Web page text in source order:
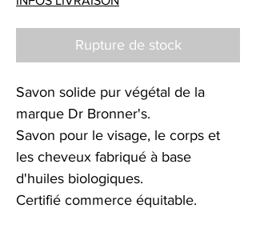
Rupture de stock
Savon solide pur végétal de la
marque Dr Bronner's.
Savon pour le visage, le corps et
les cheveux fabriqué à base
d'huiles biologiques.
Certifié commerce équitable.